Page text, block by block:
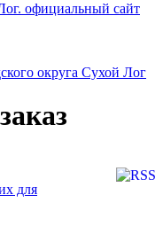
официальный сайт
округа Сухой Лог
для